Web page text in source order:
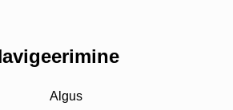
Algus